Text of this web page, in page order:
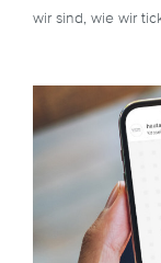
wir sind, wie wir